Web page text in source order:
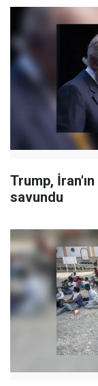
Trump,
savundu